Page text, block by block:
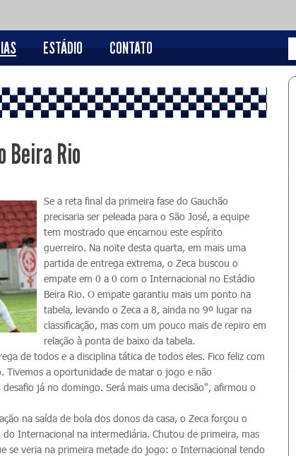
ESTÁDIO CONTATO
Beira Rio
Se a reta final da primeira fase do Gauchão
precisaria ser peleada para o São José, a equipe
tem mostrado que encarnou este espírito
guerreiro. Na noite desta quarta, em mais uma
partida de entrega extrema, o Zeca buscou o
empate em 0 a 0 com o Internacional no Estádio
Beira Rio. O empate garantiu mais um ponto na
tabela, levando o Zeca a 8, ainda no 9º lugar na
classificação, mas com um pouco mais de repiro em
relação à ponta de baixo da tabela.
de todos e a disciplina tática de todos eles. Fico feliz com
Tivemos a oportunidade de matar o jogo e não
já no domingo. Será mais uma decisão", afirmou o
na saída de bola dos donos da casa, o Zeca forçou o
Internacional na intermediária. Chutou de primeira, mas
se veria na primeira metade do jogo: o Internacional tendo